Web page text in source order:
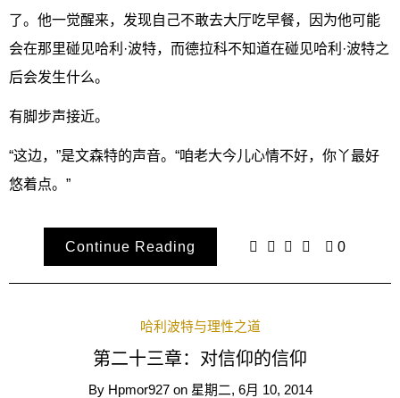
了。他一觉醒来，发现自己不敢去大厅吃早餐，因为他可能
会在那里碰见哈利·波特，而德拉科不知道在碰见哈利·波特之
后会发生什么。
有脚步声接近。
“这边，”是文森特的声音。“咱老大今儿心情不好，你丫最好
悠着点。”
Continue Reading 0
哈利波特与理性之道
第二十三章：对信仰的信仰
By Hpmor927 on 星期二, 6月 10, 2014